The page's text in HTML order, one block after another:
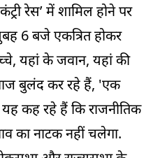
रेस’ में शामिल होने पर
6 बजे एकत्रित होकर
यहां के जवान, यहां की
बुलंद कर रहे हैं, 'एक
कह रहे हैं कि राजनीतिक
का नाटक नहीं चलेगा.